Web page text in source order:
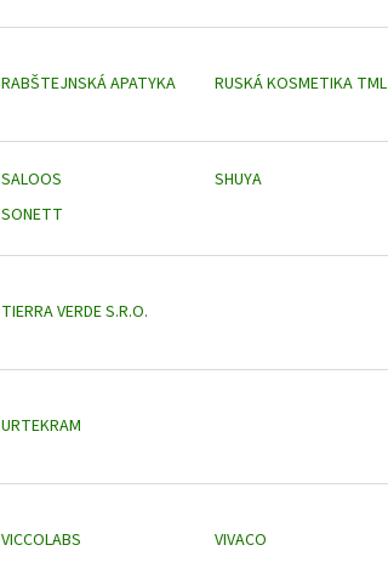
RABŠTEJNSKÁ APATYKA RUSKÁ KOSMETIKA TML
SALOOS SHUYA
SONETT
TIERRA VERDE S.R.O.
URTEKRAM
VICCOLABS VIVACO